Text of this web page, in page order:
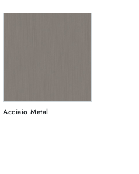
Acciaio Metal